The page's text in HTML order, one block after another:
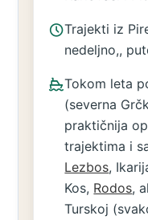
Trajekti iz
nedeljno,,
Tokom leta
(severna
praktičnija
trajektima i
Lezbos,
Kos, Rodos,
Turskoj